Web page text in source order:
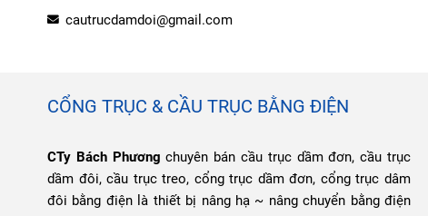
cautrucdamdoi@gmail.com
CỔNG TRỤC & CẦU TRỤC BẰNG ĐIỆN
CTy Bách Phương chuyên bán cầu trục dầm đơn, cầu trục
dầm đôi, cầu trục treo, cổng trục dầm đơn, cổng trục dâm
đôi bằng điện là thiết bị nâng hạ ~ nâng chuyển bằng điện